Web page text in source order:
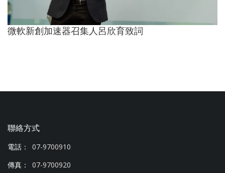
微軟新創加速器召集人呂欣育致詞
聯絡方式
電話：
07-9700910
傳真：
07-9700920